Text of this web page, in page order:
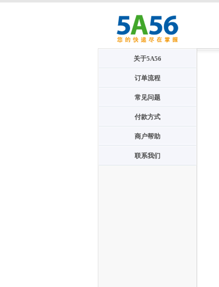
关于5A56
订单流程
常见问题
付款方式
商户帮助
联系我们